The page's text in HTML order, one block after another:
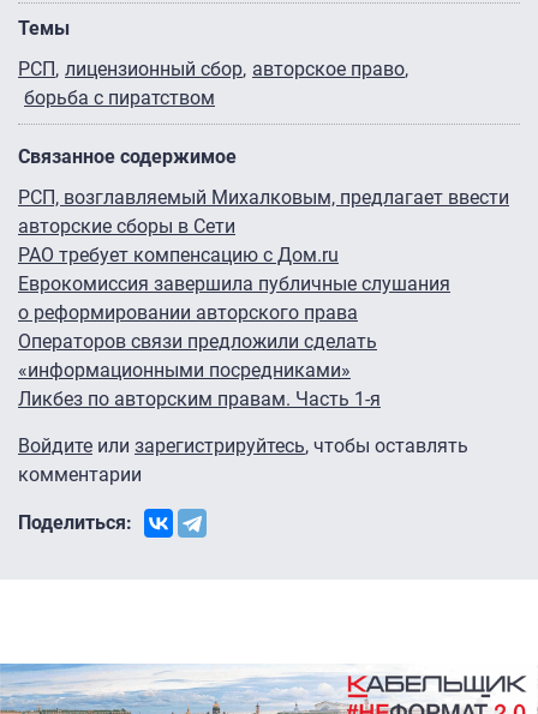
Темы
РСП лицензионный сбор авторское право
борьба с пиратством
Связанное содержимое
РСП, возглавляемый Михалковым, предлагает ввести
авторские сборы в Сети
РАО требует компенсацию с Дом.ru
Еврокомиссия завершила публичные слушания
о реформировании авторского права
Операторов связи предложили сделать
«информационными посредниками»
Ликбез по авторским правам. Часть 1-я
Войдите или зарегистрируйтесь, чтобы оставлять
комментарии
Поделиться: